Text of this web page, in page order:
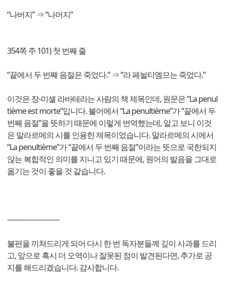
“나버지” ⇒ “나머지”
354쪽 주 101) 첫 번째 줄
“끝에서 두 번째 음절은 죽었다.” ⇒ “라 페뉠티엠므는 죽었다.”
이것은 장-미셸 라바테라는 사람의 책 제목인데, 원문은 “La penul
tième est morte”입니다. 불어에서 “La penultième”가 “끝에서 두
번째 음절”을 뜻하기 때문에 이렇게 번역했는데, 알고 보니 이것
은 말라르메의 시를 인용한 제목이었습니다. 말라르메의 시에서
“La penultième”가 “끝에서 두 번째 음절”이라는 뜻으로 국한되지
않는 복합적인 의미를 지니고 있기 때문에, 원어의 발음을 그대로
옮기는 것이 좋을 것 같습니다.
--------------------------
불편을 끼쳐드리게 되어 다시 한 번 독자분들께 깊이 사과를 드리
고, 앞으로 혹시 더 오역이나 잘못된 점이 발견된다면, 추가로 공
지를 해드리겠습니다. 감사합니다.